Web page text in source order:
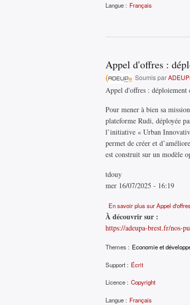
Langue : Français
Appel d'offres :
Soumis par
Appel d'offres :
Pour mener à bien sa
plateforme Rudi, déployée
l’initiative « Urban
permet de créer et
est construit sur un modèle
tdouy
mer 16/07/2025 - 16:19
En savoir plussur Appel
À découvrir sur :
https://adeupa-brest.fr/nos-
Themes : Economie et
Support : Écrit
Licence : Copyright
Langue : Français